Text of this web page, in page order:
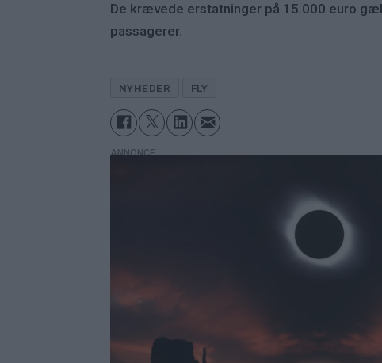
De krævede erstatninger på 15.000 euro
passagerer.
NYHEDER FLY
ANNONCE